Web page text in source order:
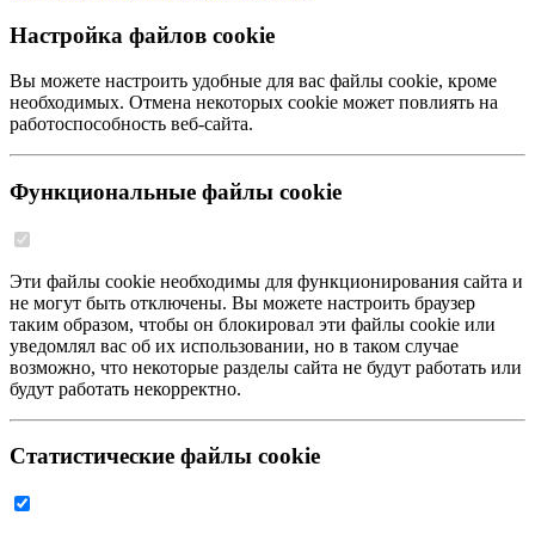
Настройка файлов cookie
Вы можете настроить удобные для вас файлы cookie, кроме
необходимых. Отмена некоторых cookie может повлиять на
работоспособность веб-сайта.
Функциональные файлы cookie
Эти файлы cookie необходимы для функционирования сайта и
не могут быть отключены. Вы можете настроить браузер
таким образом, чтобы он блокировал эти файлы cookie или
уведомлял вас об их использовании, но в таком случае
возможно, что некоторые разделы сайта не будут работать или
будут работать некорректно.
Статистические файлы cookie